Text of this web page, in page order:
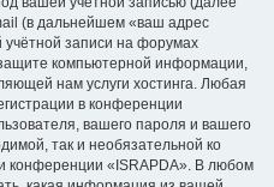
(в дальнейшем «ваш адрес
записи на форумах
компьютерной информации,
нам услуги хостинга. Любая
в конференции
вашего пароля и вашего
так и необязательной ко
конференции «ISRAPDA». В любом